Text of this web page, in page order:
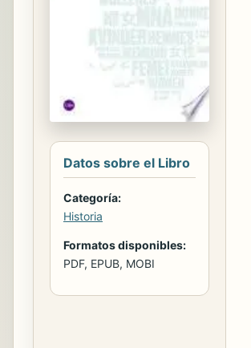
Datos sobre el Libro
Categoría:
Historia
Formatos disponibles:
PDF, EPUB, MOBI